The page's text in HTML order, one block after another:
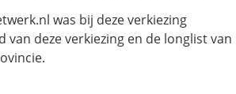
was bij deze verkiezing
van deze verkiezing en de longlist van